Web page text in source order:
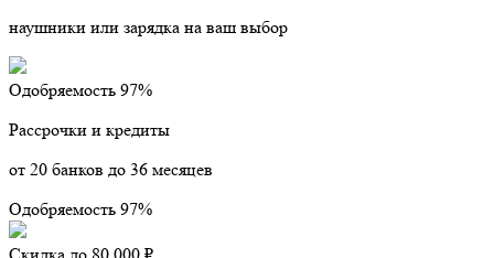
наушники или зарядка на ваш выбор
Одобряемость 97%
Рассрочки и кредиты
от 20 банков до 36 месяцев
Одобряемость 97%